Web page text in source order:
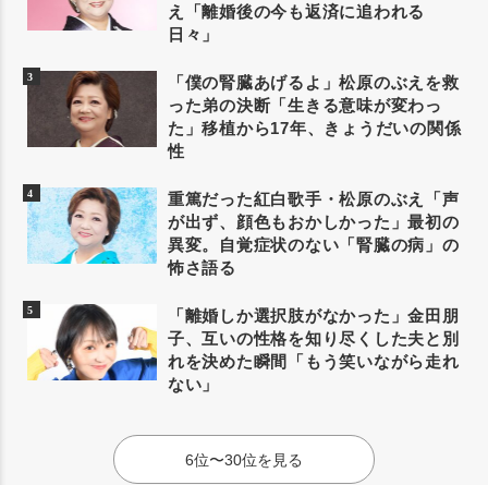
え「離婚後の今も返済に追われる
日々」
「僕の腎臓あげるよ」松原のぶえを救
った弟の決断「生きる意味が変わっ
た」移植から17年、きょうだいの関係
性
重篤だった紅白歌手・松原のぶえ「声
が出ず、顔色もおかしかった」最初の
異変。自覚症状のない「腎臓の病」の
怖さ語る
「離婚しか選択肢がなかった」金田朋
子、互いの性格を知り尽くした夫と別
れを決めた瞬間「もう笑いながら走れ
ない」
6位〜30位を見る